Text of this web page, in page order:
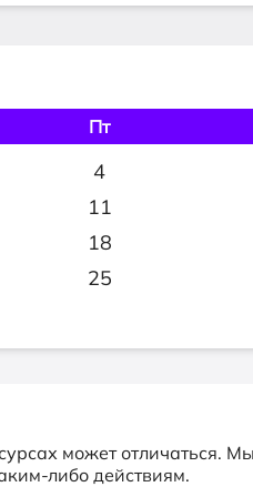
Пт
4
11
18
25
может отличаться.
либо действиям.